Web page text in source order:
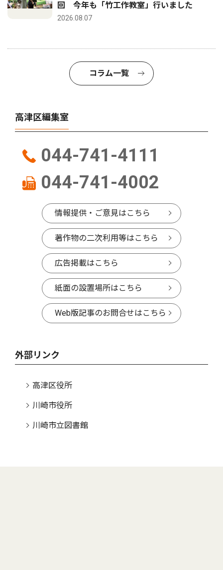
回 今年も「竹工作教室」行いました
2026.08.07
コラム一覧
高津区編集室
044-741-4111
044-741-4002
情報提供・ご意見はこちら
著作物の二次利用等はこちら
広告掲載はこちら
紙面の設置場所はこちら
Web版記事のお問合せはこちら
外部リンク
高津区役所
川崎市役所
川崎市立図書館